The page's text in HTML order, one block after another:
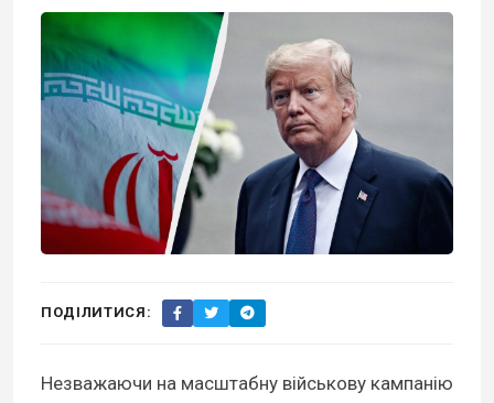
ПОДІЛИТИСЯ:
Незважаючи на масштабну військову кампанію